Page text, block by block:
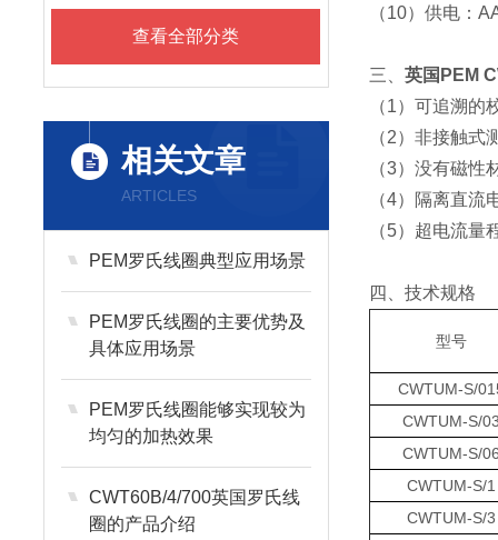
查看全部分类
相关文章
ARTICLES
PEM罗氏线圈典型应用场景
PEM罗氏线圈的主要优势及
具体应用场景
PEM罗氏线圈能够实现较为
均匀的加热效果
CWT60B/4/700英国罗氏线
圈的产品介绍
（10）供电：
三、英国PEM
（1）可追溯的
（2）非接触式
（3）没有磁
（4）隔离直
（5）超电流量
四、技术规格
型号
CWTUM-S/
CWTUM-S/
CWTUM-S/
CWTUM-S/1
CWTUM-S/3